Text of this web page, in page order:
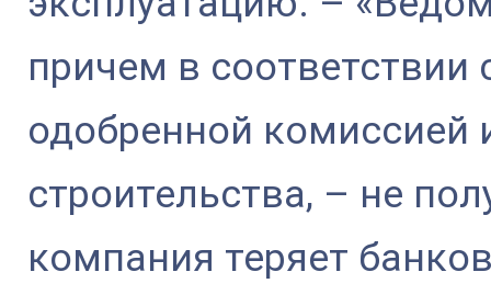
причем в соответствии
одобренной комиссией
строительства, – не
компания теряет